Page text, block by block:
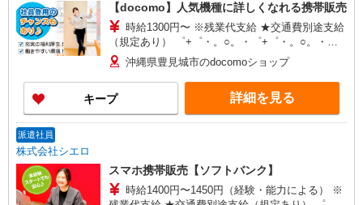
【docomo】人気機種に詳しくなれる携帯販売
時給1300円〜 ※残業代支給 ★交通費別途支給
（規定あり） ゜+゜・。○。・゜+゜・。○。・゜
+゜ 入社祝い金10万円支給(規定有) お友達を紹介
頂くと, インセンティブ支給(規定有) ★月2回払
い・週払い可能（規程有）★ ゜・。○。・゜
+゜・。○。・゜+゜
沖縄県豊見城市のdocomoショップ
キープ 詳細を見る
派遣社員
株式会社シエロ
スマホ携帯販売【ソフトバンク】
時給1400円〜1450円（経験・能力による） ※